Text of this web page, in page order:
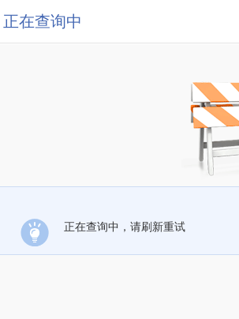
正在查询中
正在查询中，请刷新重试